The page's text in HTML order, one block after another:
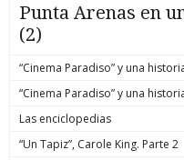
Punta Arenas en
(2)
“Cinema Paradiso” y una
“Cinema Paradiso” y una
Las enciclopedias
“Un Tapiz”, Carole King. Parte 2